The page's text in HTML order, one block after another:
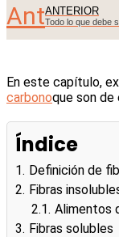
AntANTERIOR
Todo lo que debe
En este capítulo,
carbonoque son de
Índice
1. Definición de
2. Fibras
2.1. Alimentos
3. Fibras solubles